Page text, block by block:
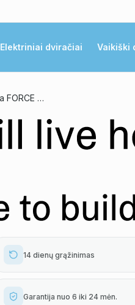
Elektriniai dviračiai Vaikiški
Rankinė mini pompa FORCE HOSE
14 dienų grąžinimas
Garantija nuo 6 iki 24 mėn.